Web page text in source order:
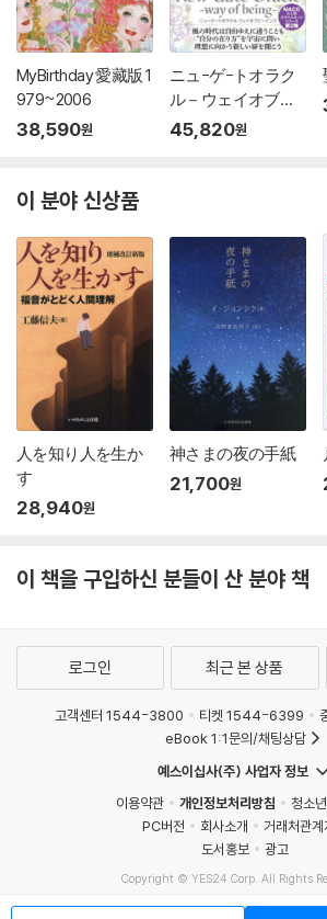
MyBirthday 愛藏版 1
979~2006
38,590원
ニュ-ゲ-トオラク
ル－ウェイオブビ-
イング
45,820원
이 분야 신상품
人を知り人を生か
す
28,940원
神さまの夜の手紙
21,700원
이 책을 구입하신 분들이 산 분야 책
로그인 최근 본 상품
고객센터 1544-3800 티켓 1544-6399
eBook 1:1문의/채팅상담
예스이십사(주) 사업자 정보
이용약관
개인정보처리방침
청소
PC버전
회사소개
거래처관계
도서홍보
광고
Copyright © YES24 Corp. All Rights